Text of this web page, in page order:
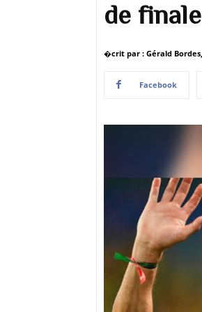
de finale
�crit par : Gérald Bordes,
Facebook